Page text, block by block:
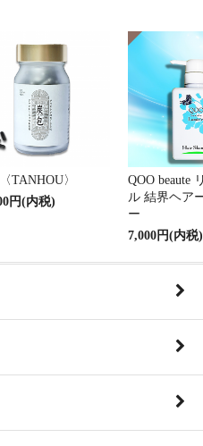
TANHOU〉
円(内税)
QOO beaute
ル 結界ヘア
ー
7,000円(内税)